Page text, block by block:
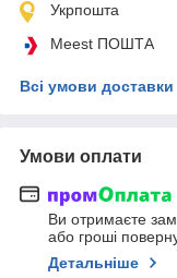
Укрпошта
Meest ПОШТА
Всі умови доставки
Умови оплати
Ви отримаєте
або гроші
Детальніше